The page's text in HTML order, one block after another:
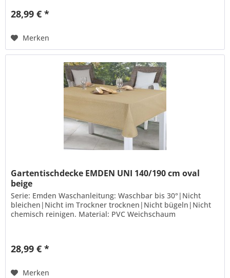
28,99 € *
Merken
Gartentischdecke EMDEN UNI 140/190 cm oval
beige
Serie: Emden Waschanleitung: Waschbar bis 30°|Nicht
bleichen|Nicht im Trockner trocknen|Nicht bügeln|Nicht
chemisch reinigen. Material: PVC Weichschaum
28,99 € *
Merken